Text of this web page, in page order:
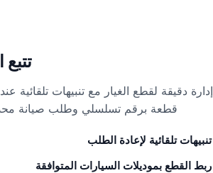
إدارة دقيقة لقطع الغيار مع تنبيهات
قطعة برقم تسلسلي وطلب صيانة
تنبيهات تلقائية لإعادة الطلب
ربط القطع بموديلات السيارات المتوافقة